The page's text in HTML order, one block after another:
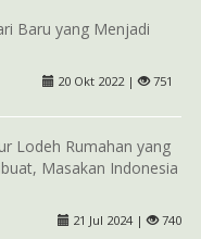
Baru yang Menjadi
20 Okt 2022 | 751
Lodeh Rumahan yang
Masakan Indonesia
21 Jul 2024 | 740